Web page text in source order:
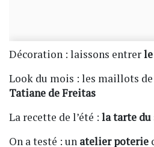
Décoration : laissons entrer
Look du mois : les maillots
Tatiane de Freitas
La recette de l’été : la tarte
On a testé : un atelier poterie